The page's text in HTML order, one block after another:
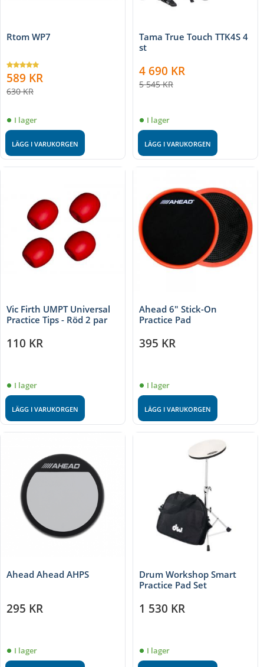
Rtom WP7
589 KR
630KR
I lager
LÄGG I VARUKORGEN
Tama True Touch TTK4S 4
st
4 690 KR
5 545KR
I lager
LÄGG I VARUKORGEN
Vic Firth UMPT Universal
Practice Tips - Röd 2 par
110 KR
I lager
LÄGG I VARUKORGEN
Ahead 6″ Stick-On
Practice Pad
395 KR
I lager
LÄGG I VARUKORGEN
Ahead Ahead AHPS
295 KR
I lager
Drum Workshop Smart
Practice Pad Set
1 530 KR
I lager